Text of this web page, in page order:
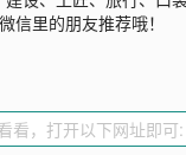
信里的朋友推荐哦！